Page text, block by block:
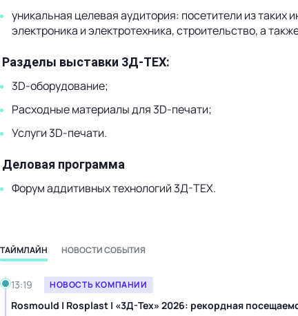
уникальная целевая аудитория: посетители из
электроника и электротехника, строительство, а
Разделы выставки 3Д-ТЕХ:
3D-оборудование;
Расходные материалы для 3D-печати;
Услуги 3D-печати.
Деловая программа
Форум аддитивных технологий 3Д-ТЕХ.
ТАЙМЛАЙН НОВОСТИ СОБЫТИЯ
Вторник, 30.06.2026
13:19
НОВОСТЬ КОМПАНИИ
Rosmould | Rosplast | «3Д-Тех» 2026: рекордная